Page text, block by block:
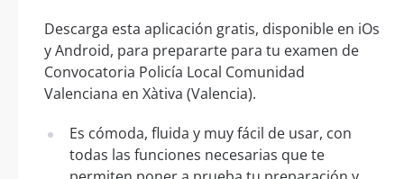
Descarga esta aplicación gratis, disponible en iOs
y Android, para prepararte para tu examen de
Convocatoria Policía Local Comunidad
Valenciana en Xàtiva (Valencia).
Es cómoda, fluida y muy fácil de usar, con
todas las funciones necesarias que te